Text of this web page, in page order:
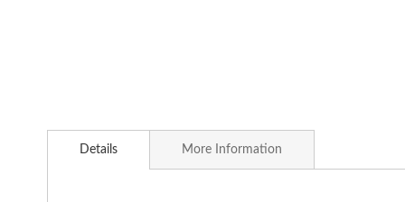
to
Details More Information